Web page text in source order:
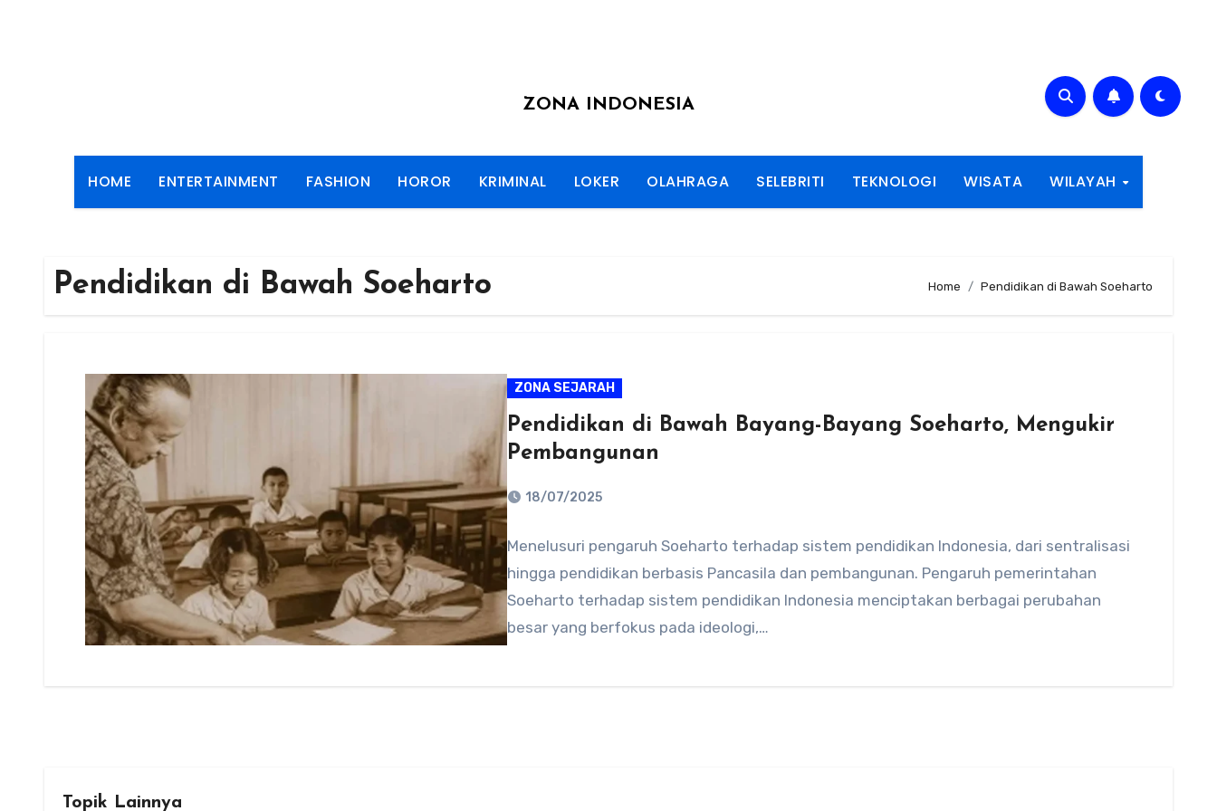
ZONA INDONESIA
HOME ENTERTAINMENT FASHION HOROR KRIMINAL LOKER OLAHRAGA SELEBRITI TEKNOLOGI WISATA WILAYAH
Pendidikan di Bawah Soeharto Home Pendidikan di Bawah Soeharto
ZONA SEJARAH
Pendidikan di Bawah Bayang-Bayang Soeharto, Mengukir
Pembangunan
18/07/2025
Comments
Menelusuri pengaruh Soeharto terhadap sistem pendidikan Indonesia, dari sentralisasi
hingga pendidikan berbasis Pancasila dan pembangunan. Pengaruh pemerintahan
Soeharto terhadap sistem pendidikan Indonesia menciptakan berbagai perubahan
besar yang berfokus pada ideologi,…
Topik Lainnya